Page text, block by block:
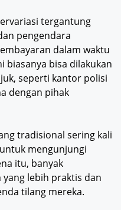
tergantung
pengendara
dalam waktu
biasanya bisa dilakukan
seperti kantor polisi
dengan pihak
tradisional sering kali
mengunjungi
itu, banyak
lebih praktis dan
tilang mereka.